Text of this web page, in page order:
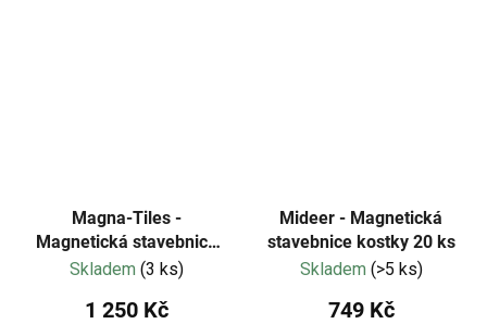
Magna-Tiles -
Magnetická stavebnice
Puppy Park 27 dílů
Skladem (3 ks)
1 250 Kč
Mideer - Magnetická
stavebnice kostky 20 ks
Skladem (>5 ks)
749 Kč